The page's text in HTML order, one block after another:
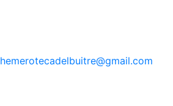
hemerotecadelbuitre@gmail.com